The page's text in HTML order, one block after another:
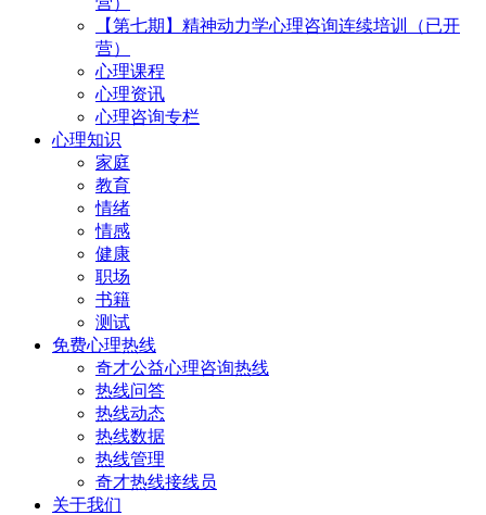
【第七期】精神动力学心理咨询连续培训（已开
营）
心理课程
心理资讯
心理咨询专栏
心理知识
家庭
教育
情绪
情感
健康
职场
书籍
测试
免费心理热线
奇才公益心理咨询热线
热线问答
热线动态
热线数据
热线管理
奇才热线接线员
关于我们